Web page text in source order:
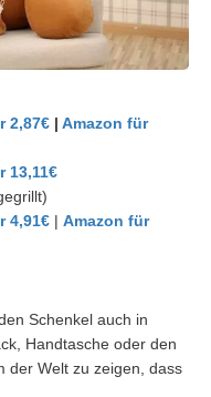
2,87€ | Amazon für
13,11€
4,91€ | Amazon für
Schenkel auch in
Handtasche oder den
der Welt zu zeigen, dass